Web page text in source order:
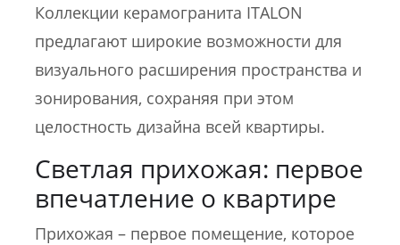
Коллекции керамогранита ITALON
предлагают широкие возможности для
визуального расширения пространства и
зонирования, сохраняя при этом
целостность дизайна всей квартиры.
Светлая прихожая: первое
впечатление о квартире
Прихожая – первое помещение, которое